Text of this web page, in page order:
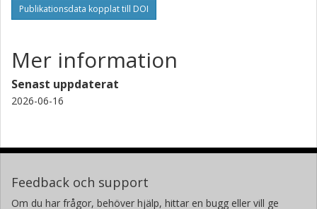
National Institutes of Natural Sciences
Instituto de Astrofísica de Canarias
A. Fukui
Instituto de Astrofísica de Canarias
Istituto nazionale di astrofisica (INAF)
Publikationsdata kopplat till DOI
Mer information
Senast uppdaterat
2026-06-16
Feedback och support
Om du har frågor, behöver hjälp, hittar en bugg eller vill ge